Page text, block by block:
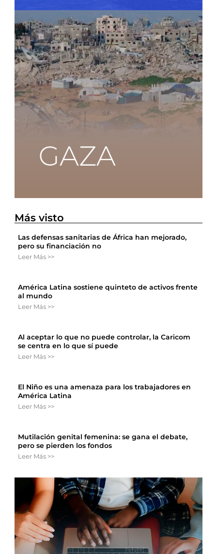
Más visto
Las defensas sanitarias de África han mejorado,
pero su financiación no
Leer Más >>
América Latina sostiene quinteto de activos frente
al mundo
Leer Más >>
Al aceptar lo que no puede controlar, la Caricom
se centra en lo que sí puede
Leer Más >>
El Niño es una amenaza para los trabajadores en
América Latina
Leer Más >>
Mutilación genital femenina: se gana el debate,
pero se pierden los fondos
Leer Más >>